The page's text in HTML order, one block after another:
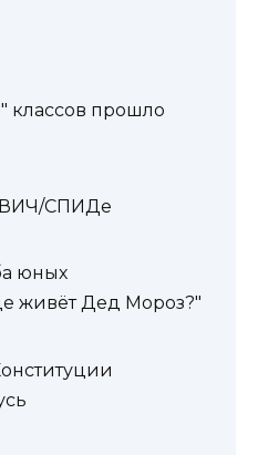
классов прошло
ВИЧ/СПИДе
юных
живёт Дед Мороз?"